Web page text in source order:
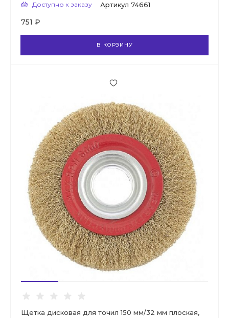
Доступно к заказу Артикул 74661
751 ₽
В КОРЗИНУ
Щетка дисковая для точил 150 мм/32 мм плоская,